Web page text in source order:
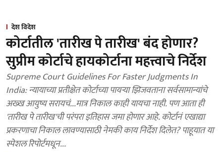
देश विदेश
कोर्टातील 'तारीख पे तारीख' बंद होणार?
सुप्रीम कोर्टाचे हायकोर्टाना महत्त्वाचे निर्देश
Supreme Court Guidelines For Faster Judgments In
India: न्यायाच्या प्रतीक्षेत कोर्टाच्या पायऱ्या झिजवताना सर्वसामान्यांचे
अख्ख आयुष्य सरायचं...मात्र निकाल काही यायचा नाही. पण आता ही
'तारीख पे तारीख'ची परंपरा इतिहास जमा होणार आहे. कोर्टानं एखाद्या
प्रकरणाचा निकाल लावण्यासाठी नेमकी काय निर्देश दिलेत? पाहूयात या
स्पेशल रिपोर्टमधून...